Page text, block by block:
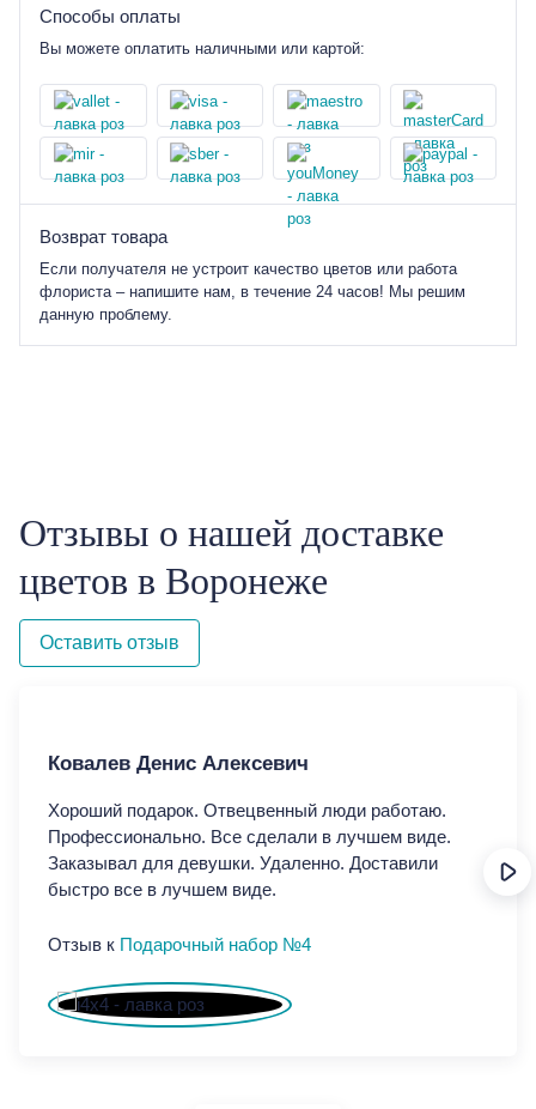
Способы оплаты
Вы можете оплатить наличными или картой:
Возврат товара
Если получателя не устроит качество цветов или работа
флориста – напишите нам, в течение 24 часов! Мы решим
данную проблему.
Отзывы о нашей доставке
цветов в Воронеже
Оставить отзыв
Ковалев Денис Алексевич
Хороший подарок. Отвецвенный люди работаю.
Профессионально. Все сделали в лучшем виде.
Заказывал для девушки. Удаленно. Доставили
быстро все в лучшем виде.
Отзыв к Подарочный набор №4